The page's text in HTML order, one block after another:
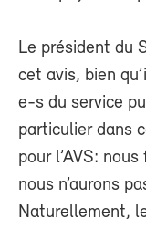
Le président du
cet avis, bien
e-s du service
particulier dans
pour l’AVS:
nous n’aurons
Naturellement,